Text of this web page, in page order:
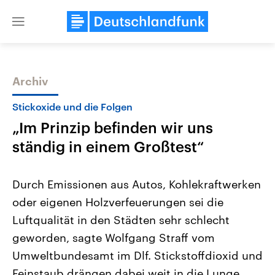
Close
Themen
Landtagswahl Sachsen-Anhalt
2026
Alle Informationen
Sachsen-Anhalt wählt am 6.
September 2026 einen neuen
Landtag. Seit 2021 wird das
Bundesland von einer Koalition aus
USA
Aktuelle Beiträge,
Hintergründe
Wirtschaftlich und
gehören die Vereinigten
den mächtigsten Ländern
mit großem Einfluss auf
Archiv
Stickoxide und die Folgen
„Im Prinzip befinden wir uns
ständig in einem Großtest“
Durch Emissionen aus Autos, Kohlekraftwerken
oder eigenen Holzverfeuerungen sei die
Luftqualität in den Städten sehr schlecht
geworden, sagte Wolfgang Straff vom
Umweltbundesamt im Dlf. Stickstoffdioxid und